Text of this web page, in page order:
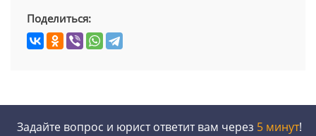
Поделиться:
Задайте вопрос и юрист ответит вам через 5 минут!